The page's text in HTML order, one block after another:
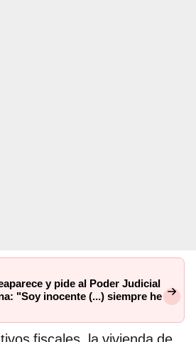
y pide al Poder Judicial
"Soy inocente (...) siempre he